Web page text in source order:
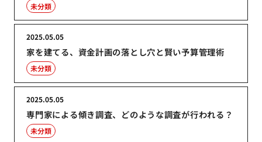
未分類
家を建てる、資金計画の落とし穴と賢い予算管理術
2025.05.05
未分類
専門家による傾き調査、どのような調査が行われる？
2025.05.05
未分類